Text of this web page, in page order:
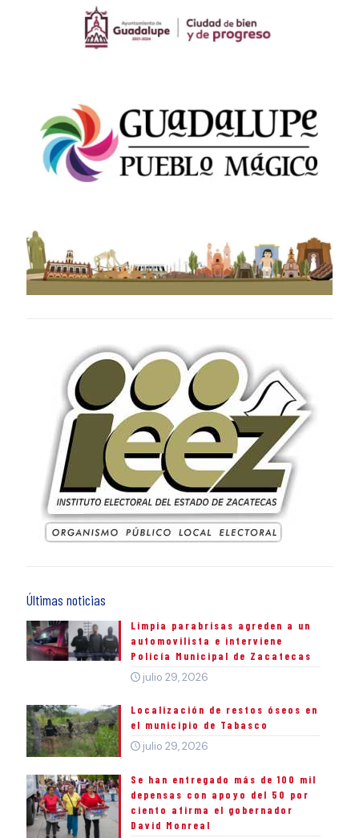
Últimas noticias
Limpia parabrisas agreden a un
automovilista e interviene
Policía Municipal de Zacatecas
julio 29, 2026
Localización de restos óseos en
el municipio de Tabasco
julio 29, 2026
Se han entregado más de 100 mil
depensas con apoyo del 50 por
ciento afirma el gobernador
David Monreal